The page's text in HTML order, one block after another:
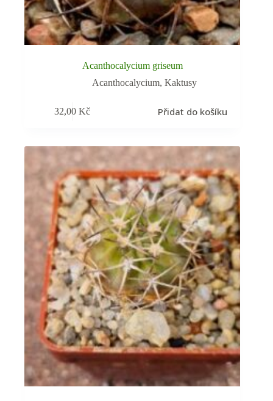
Acanthocalycium griseum
Acanthocalycium,Kaktusy
32,00Kč Přidat do košíku